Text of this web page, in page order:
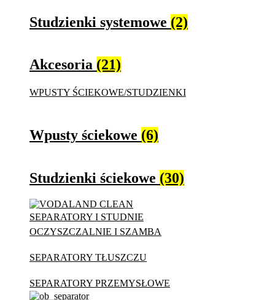
Studzienki systemowe (2)
Akcesoria (21)
WPUSTY ŚCIEKOWE/STUDZIENKI
Wpusty ściekowe (6)
Studzienki ściekowe (30)
SEPARATORY I STUDNIE
OCZYSZCZALNIE I SZAMBA
SEPARATORY TŁUSZCZU
SEPARATORY PRZEMYSŁOWE